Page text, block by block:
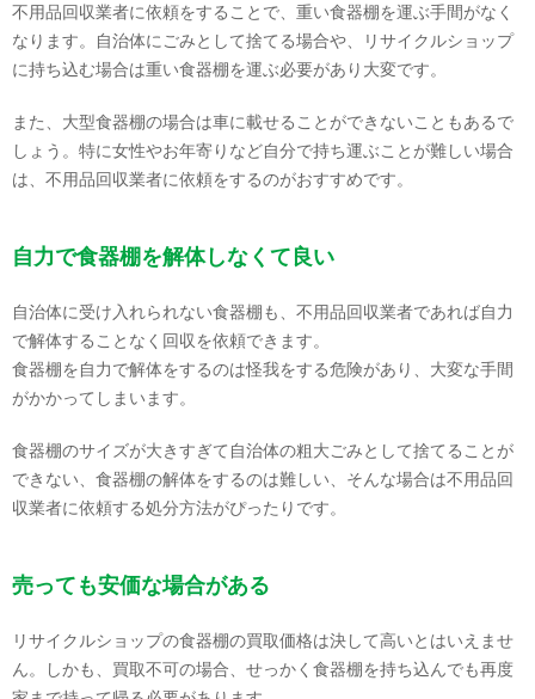
不用品回収業者に依頼をすることで、重い食器棚を運ぶ手間がなく
なります。自治体にごみとして捨てる場合や、リサイクルショップ
に持ち込む場合は重い食器棚を運ぶ必要があり大変です。
また、大型食器棚の場合は車に載せることができないこともあるで
しょう。特に女性やお年寄りなど自分で持ち運ぶことが難しい場合
は、不用品回収業者に依頼をするのがおすすめです。
自力で食器棚を解体しなくて良い
自治体に受け入れられない食器棚も、不用品回収業者であれば自力
で解体することなく回収を依頼できます。
食器棚を自力で解体をするのは怪我をする危険があり、大変な手間
がかかってしまいます。
食器棚のサイズが大きすぎて自治体の粗大ごみとして捨てることが
できない、食器棚の解体をするのは難しい、そんな場合は不用品回
収業者に依頼する処分方法がぴったりです。
売っても安価な場合がある
リサイクルショップの食器棚の買取価格は決して高いとはいえませ
ん。しかも、買取不可の場合、せっかく食器棚を持ち込んでも再度